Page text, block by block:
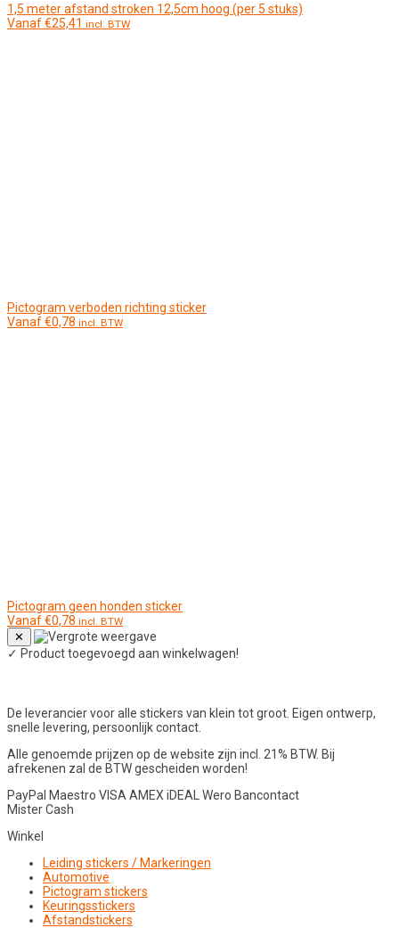
1,5 meter afstand stroken 12,5cm hoog (per 5 stuks)
Vanaf€25,41 incl. BTW
Pictogram verboden richting sticker
Vanaf€0,78 incl. BTW
Pictogram geen honden sticker
Vanaf€0,78 incl. BTW
✕
✓ Product toegevoegd aan winkelwagen!
De leverancier voor alle stickers van klein tot groot. Eigen ontwerp,
snelle levering, persoonlijk contact.
Alle genoemde prijzen op de website zijn incl. 21% BTW. Bij
afrekenen zal de BTW gescheiden worden!
PayPal Maestro VISA AMEX iDEAL Wero Bancontact
Mister Cash
Winkel
Leiding stickers / Markeringen
Automotive
Pictogram stickers
Keuringsstickers
Afstandstickers